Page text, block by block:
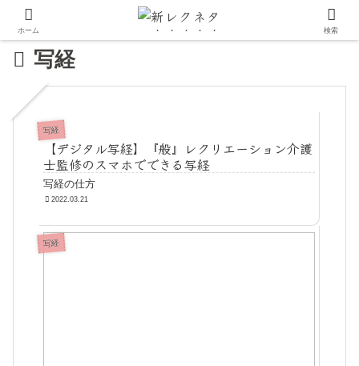
写経
写経
【デジタル写経】『般』レクリエーション介護
士監修のスマホでできる写経
写経の仕方
2022.03.21
写経
ホーム 検索